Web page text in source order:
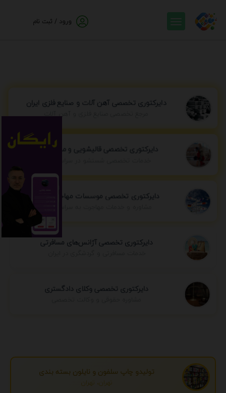
ورود / ثبت نام
دایرکتوری تخصصی آهن آلات و صنایع فلزی ایران
مرجع تخصصی صنایع فلزی و آهن آلات
دایرکتوری تخصصی قالیشویی و مبل شویی
دایرکتوری تخصصی موسسات مهاجرتی ایران
مشاوره و خدمات مهاجرت به سراسر جهان
دایرکتوری تخصصی آژانس‌های مسافرتی
دایرکتوری تخصصی وکلای دادگستری
تولیدو چاپ سلفون و نایلون بسته بندی
تهران، تهران